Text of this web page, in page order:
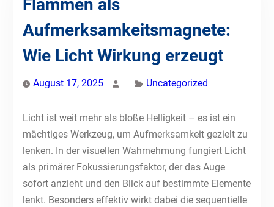
Flammen als
Aufmerksamkeitsmagnete:
Wie Licht Wirkung erzeugt
August 17, 2025 Uncategorized
Licht ist weit mehr als bloße Helligkeit – es ist ein
mächtiges Werkzeug, um Aufmerksamkeit gezielt zu
lenken. In der visuellen Wahrnehmung fungiert Licht
als primärer Fokussierungsfaktor, der das Auge
sofort anzieht und den Blick auf bestimmte Elemente
lenkt. Besonders effektiv wirkt dabei die sequentielle